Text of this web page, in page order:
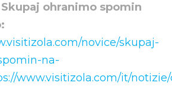
ohranimo spomin
novice/skupaj-
na-
www.visitizola.com/it/